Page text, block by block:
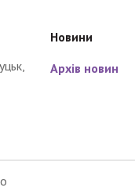
Новини
Архів новин